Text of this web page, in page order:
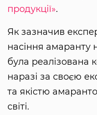
продукції».
Як зазначив
насіння амаранту
була реалізована
наразі за своєю
та якістю
світі.